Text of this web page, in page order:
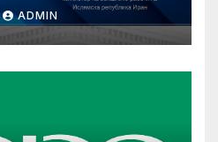
с
външните
Абас
ADMIN